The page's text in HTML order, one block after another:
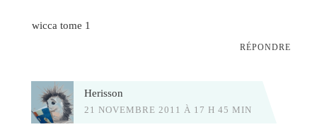
wicca tome 1
RÉPONDRE
Herisson
21 NOVEMBRE 2011 À 17 H 45 MIN